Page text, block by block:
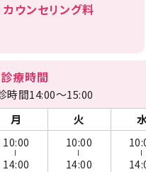
カウンセリング料
診療時間
時間14:00～15:00
月
火
10:00
14:00
10:00
14:00